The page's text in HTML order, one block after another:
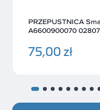
PRZEPUSTNICA
A6600900070
75,00 zł